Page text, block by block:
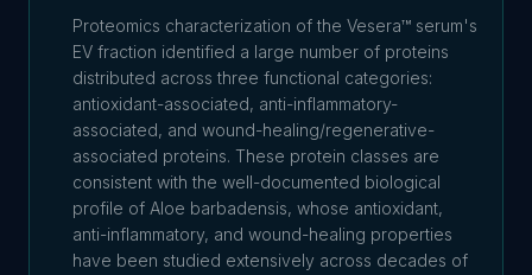
Proteomics characterization of the Vesera™ serum's
EV fraction identified a large number of proteins
distributed across three functional categories:
antioxidant-associated, anti-inflammatory-
associated, and wound-healing/regenerative-
associated proteins. These protein classes are
consistent with the well-documented biological
profile of Aloe barbadensis, whose antioxidant,
anti-inflammatory, and wound-healing properties
have been studied extensively across decades of